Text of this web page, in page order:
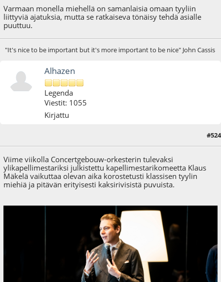
Varmaan monella miehellä on samanlaisia omaan tyyliin
liittyviä ajatuksia, mutta se ratkaiseva tönäisy tehdä asialle
puuttuu.
"It's nice to be important but it's more important to be nice" John Cassis
Alhazen
Legenda
Viestit: 1055
Kirjattu
: 13.06.22 - klo:10:15 käyttäjältä Alhazen#524
Viime viikolla Concertgebouw-orkesterin tulevaksi
ylikapellimestariksi julkistettu kapellimestarikomeetta Klaus
Mäkelä vaikuttaa olevan aika korostetusti klassisen tyylin
miehiä ja pitävän erityisesti kaksirivisistä puvuista.